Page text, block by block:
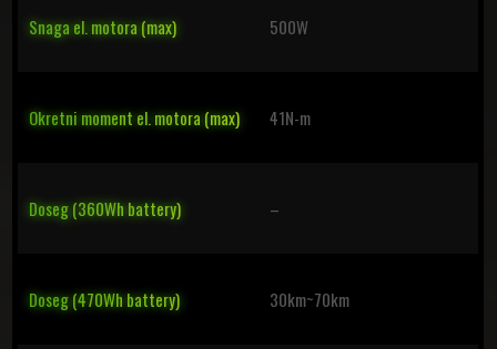
Snaga el. motora (max) 500W
Okretni moment el. motora (max) 41N-m
Doseg (360Wh battery) –
Doseg (470Wh battery) 30km~70km